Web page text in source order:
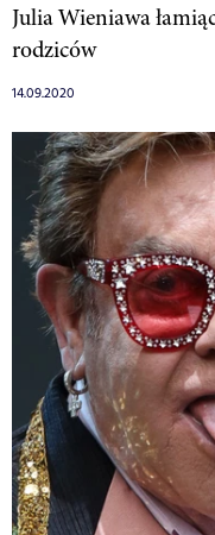
Julia Wieniawa
rodziców
14.09.2020